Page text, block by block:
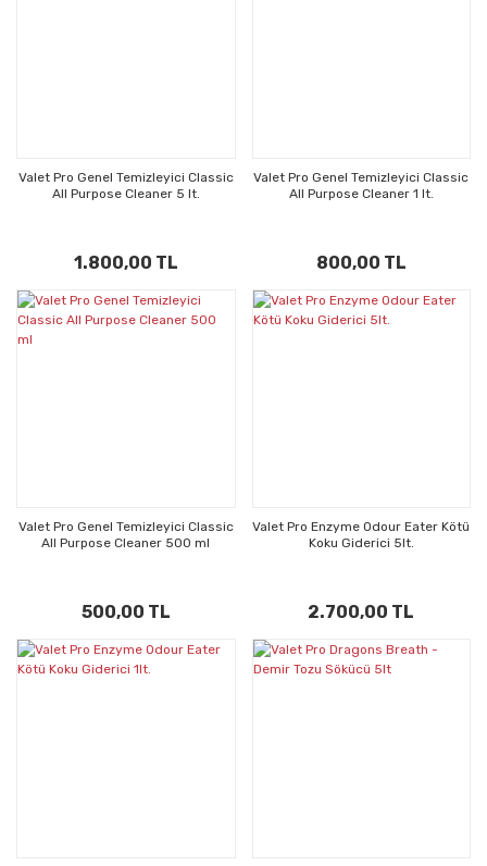
Valet Pro Genel Temizleyici Classic
All Purpose Cleaner 5 lt.
1.800,00 TL
Valet Pro Genel Temizleyici Classic
All Purpose Cleaner 1 lt.
800,00 TL
Valet Pro Genel Temizleyici Classic
All Purpose Cleaner 500 ml
500,00 TL
Valet Pro Enzyme Odour Eater Kötü
Koku Giderici 5lt.
2.700,00 TL